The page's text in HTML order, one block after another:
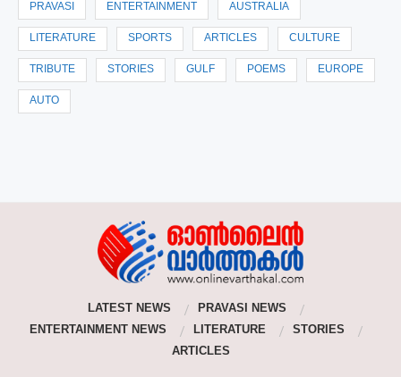
PRAVASI ENTERTAINMENT AUSTRALIA
LITERATURE SPORTS ARTICLES CULTURE
TRIBUTE STORIES GULF POEMS EUROPE
AUTO
LATEST NEWS
PRAVASI NEWS
ENTERTAINMENT NEWS
LITERATURE
STORIES
ARTICLES